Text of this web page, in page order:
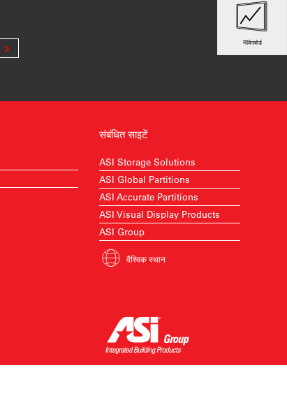
मार्करबोर्ड
संबंधित साइटें
ASI Storage Solutions
ASI Global Partitions
ASI Accurate Partitions
ASI Visual Display Products
ASI Group
वैश्विक स्थान